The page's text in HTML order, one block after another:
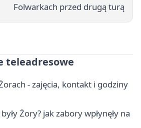
Folwarkach przed drugą turą
teleadresowe
- zajęcia, kontakt i godziny
Żory? jak zabory wpłynęły na